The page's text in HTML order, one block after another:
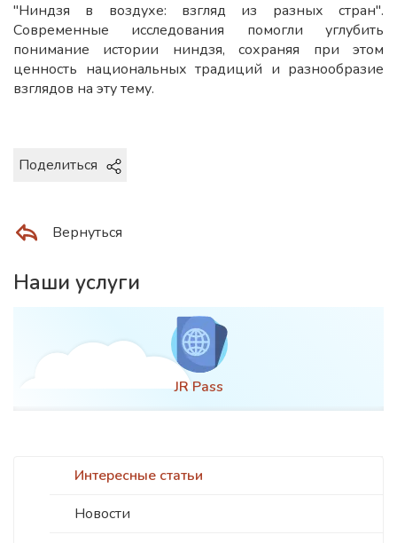
Интересные статьи
Новости
"Ниндзя в воздухе: взгляд из разных стран".
Современные исследования помогли углубить
понимание истории ниндзя, сохраняя при этом
ценность национальных традиций и разнообразие
взглядов на эту тему.
Поделиться
Вернуться
Наши услуги
JR Pass